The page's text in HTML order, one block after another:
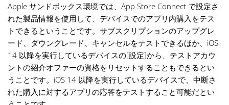
Apple サンドボックス環境では、App Store Connect で設定さ
れた製品情報を使用して、デバイスでのアプリ内購入をテス
トできるということです。サブスクリプションのアップグレ
ード、ダウングレード、キャンセルをテストできるほか、iOS
14 以降を実行しているデバイスの[設定]から、テストアカウ
ントの紹介オファーの資格をリセットすることもできるとい
うことです。iOS 14 以降を実行しているデバイスで、中断さ
れた購入に対するアプリの応答をテストすること可能だとい